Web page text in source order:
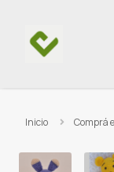
Inicio Comprá